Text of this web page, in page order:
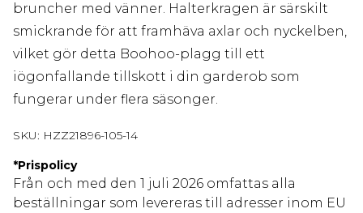
bruncher med vänner. Halterkragen är särskilt
smickrande för att framhäva axlar och nyckelben,
vilket gör detta Boohoo-plagg till ett
iögonfallande tillskott i din garderob som
fungerar under flera säsonger.
SKU: HZZ21896-105-14
*Prispolicy
Från och med den 1 juli 2026 omfattas alla
beställningar som levereras till adresser inom EU